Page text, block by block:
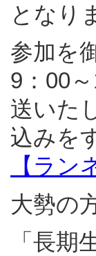
となり
参加を
9：00
送いた
込みを
【ラ
大勢の
「長